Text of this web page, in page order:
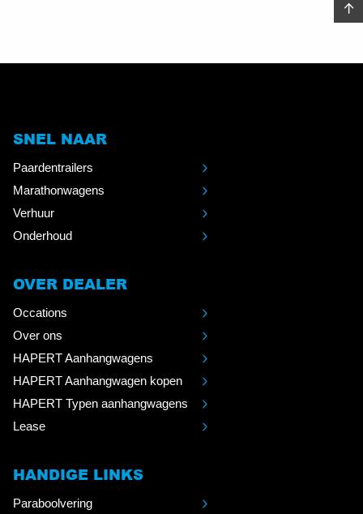
SNEL NAAR
Paardentrailers
Marathonwagens
Verhuur
Onderhoud
OVER DEALER
Occations
Over ons
HAPERT Aanhangwagens
HAPERT Aanhangwagen kopen
HAPERT Typen aanhangwagens
Lease
HANDIGE LINKS
Paraboolvering